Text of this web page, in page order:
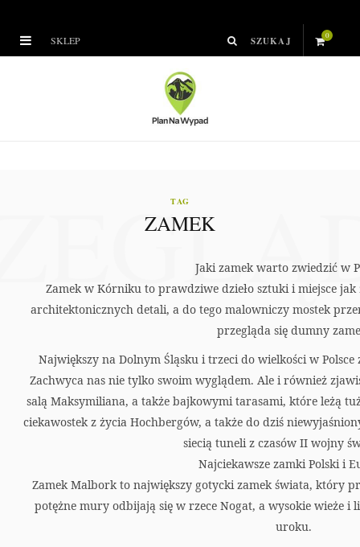
SKLEP 0
n
g
C
a
t
TAG
ZAMEK
Jaki zamek warto zwiedzić w
Zamek w Kórniku to prawdziwe dzieło sztuki i miejsce
architektonicznych detali, a do tego malowniczy mostek
przegląda się dumny
Największy na Dolnym Śląsku i trzeci do wielkości w
Zachwyca nas nie tylko swoim wyglądem. Ale i również
salą Maksymiliana, a także bajkowymi tarasami, które leżą
ciekawostek z życia Hochbergów, a także do dziś
siecią tuneli z czasów II wojny
Najciekawsze zamki Polski i
Zamek Malbork to największy gotycki zamek świata, który
potężne mury odbijają się w rzece Nogat, a wysokie wieże i
uroku.